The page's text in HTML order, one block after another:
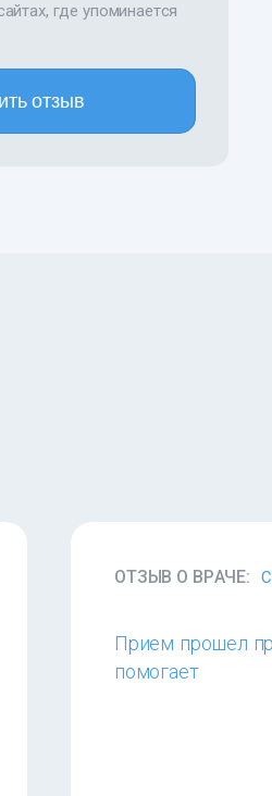
где упоминается
отзыв
ОТЗЫВ О ВРАЧЕ:
Прием прошел
помогает